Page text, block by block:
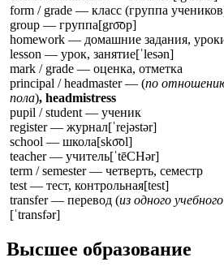
form / grade — класс (группа
group — группа[gro͞op]
homework — домашние задания,
lesson — урок, занятие[ˈlesən]
mark / grade — оценка, отметка
principal / headmaster — (по
пола), headmistress
pupil / student — ученик
register — журнал[ˈrejəstər]
school — школа[sko͞ol]
teacher — учитель[ˈtēCHər]
term / semester — четверть, семестр
test — тест, контрольная[test]
transfer — перевод (из одного
[ˈtransfər]
Высшее образование